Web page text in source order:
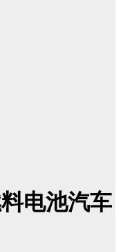
电池汽车